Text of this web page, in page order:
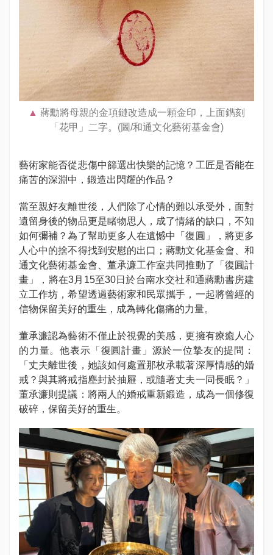
蔣勳將母親的金項鏈改造成一顆金印，上面鐫刻
「花甲」二字。(圖/和通文化藝術基金會)
藝術家能否從悲傷中篩選出快樂的記憶？工匠是否能在
痛苦的深淵中，鍛造出閃耀的作品？
當至親好友離世後，人們除了心情的難以承受外，面對
遺留身後的物品更是睹物思人，成了情緒的缺口，不知
如何彌補？為了幫助更多人在遺憾中「復圓」，將更多
人心中的捨不得找到安慰的出口；蔣勳文化基金會、和
通文化藝術基金會、董承濂工作室共同推動了「復圓計
畫」，將在3月15至30日於台南水交社和通蔣勳書房建
立工作坊，希望透過藝術家和民眾攜手，一起將曾經的
信物保留美好的重生，成為轉化傷痛的力量。
董承濂認為藝術不僅止於視覺的美感，更擁有療癒人心
的力量。他表示「復圓計畫」源於一位摯友的提問：
「丈夫離世後，她該如何處置那枚承載著深厚情感的婚
戒？與其將戒指塵封於抽屜，或隨著丈夫一同長眠？」
董承濂則提議：將兩人的婚戒重新鍛造，成為一個修復
破碎，保留美好的重生。